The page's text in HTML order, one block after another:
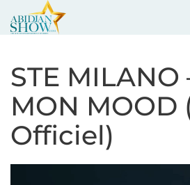
STE MILANO
MON MOOD
Officiel)